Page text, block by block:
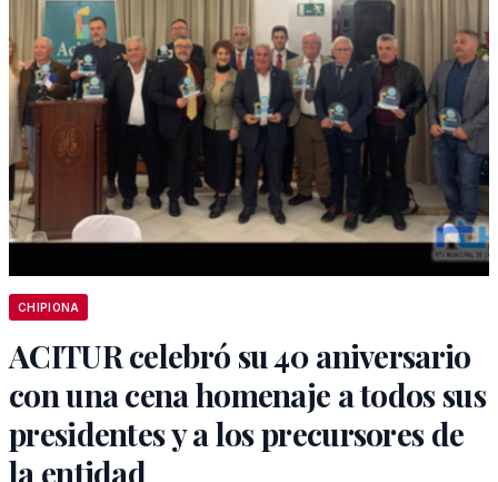
CHIPIONA
ACITUR celebró su 40 aniversario
con una cena homenaje a todos sus
presidentes y a los precursores de
la entidad